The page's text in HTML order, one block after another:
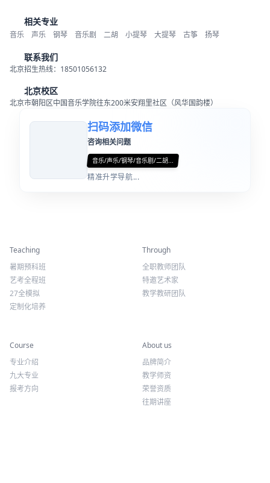
相关专业
音乐 声乐 钢琴 音乐剧 二胡 小提琴 大提琴 古筝 扬琴
联系我们
北京招生热线：18501056132
北京校区
北京市朝阳区中国音乐学院往东200米安翔里社区（风华国韵楼）
扫码添加微信
咨询相关问题
音乐/声乐/钢琴/音乐剧/二胡...
精准升学导航...
Teaching
暑期预科班
艺考全程班
27全模拟
定制化培养
Through
全职教师团队
特邀艺术家
教学教研团队
Course
专业介绍
九大专业
报考方向
About us
品牌简介
教学师资
荣誉资质
往期讲座